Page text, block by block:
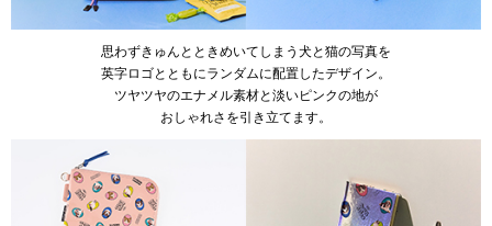
思わずきゅんとときめいてしまう犬と猫の写真を
英字ロゴとともにランダムに配置したデザイン。
ツヤツヤのエナメル素材と淡いピンクの地が
おしゃれさを引き立てます。